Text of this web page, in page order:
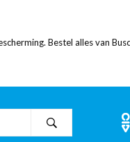
Bestel alles van